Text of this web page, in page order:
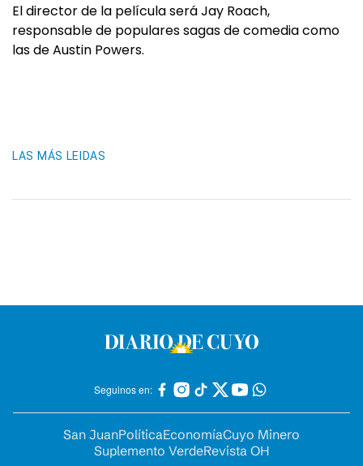
El director de la película será Jay Roach,
responsable de populares sagas de comedia como
las de Austin Powers.
LAS MÁS LEIDAS
Seguinos en:
San JuanPolíticaEconomíaCuyo Minero
Suplemento VerdeRevista OH